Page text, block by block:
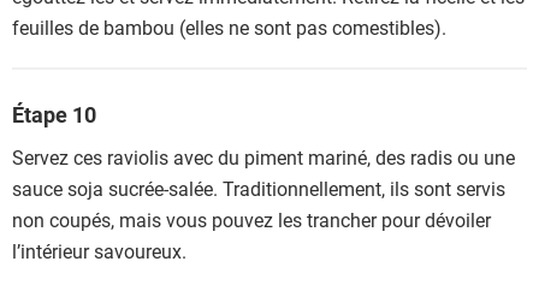
feuilles de bambou (elles ne sont pas comestibles).
Étape 10
Servez ces raviolis avec du piment mariné, des radis ou une
sauce soja sucrée-salée. Traditionnellement, ils sont servis
non coupés, mais vous pouvez les trancher pour dévoiler
l’intérieur savoureux.